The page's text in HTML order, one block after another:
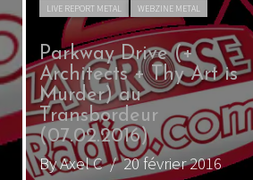
LIVE REPORT METAL WEBZINE METAL
Parkway Drive (+
Architects + Thy Art is
Murder) au
Transbordeur
(07.02.2016)
By Axel C/ 20 février 2016